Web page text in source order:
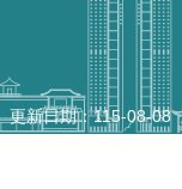
聯
絡
更新日期 115-08-08